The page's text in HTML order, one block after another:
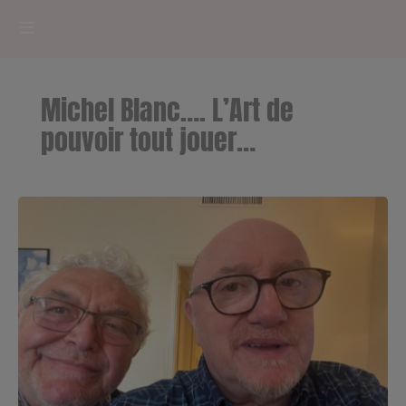
RADIOPLAYER
Cultur'Ciné - Jean Meurice
CONCOURS
Contact
Michel Blanc…. L’Art de
pouvoir tout jouer…